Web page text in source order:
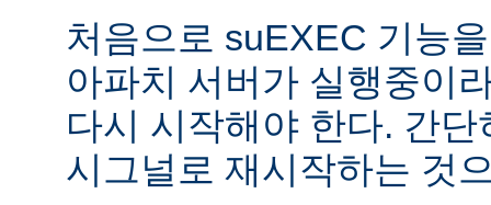
처음으로 suEXEC 기능
아파치 서버가 실행중이
다시 시작해야 한다. 간
시그널로 재시작하는 것